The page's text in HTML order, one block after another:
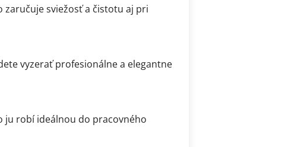
zaručuje sviežosť a čistotu aj pri
vyzerať profesionálne a elegantne
ju robí ideálnou do pracovného